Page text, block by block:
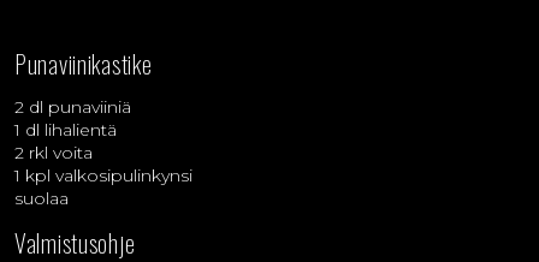
Punaviinikastike
2 dl punaviiniä
1 dl lihalientä
2 rkl voita
1 kpl valkosipulinkynsi
suolaa
Valmistusohje